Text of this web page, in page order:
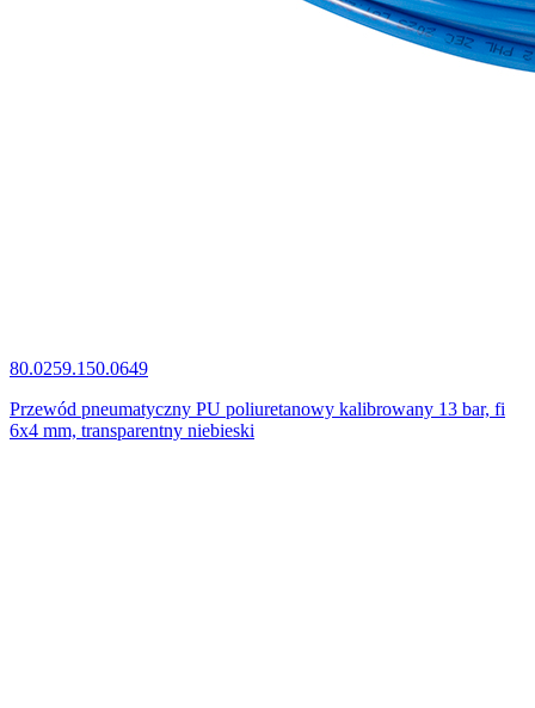
80.0259.150.0649
Przewód pneumatyczny PU poliuretanowy kalibrowany 13 bar, fi
6x4 mm, transparentny niebieski